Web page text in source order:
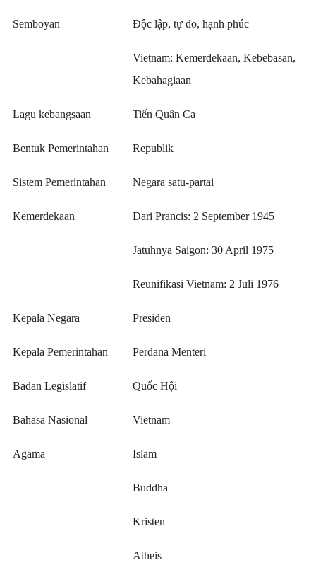
Semboyan Độc lập, tự do, hạnh phúc
Vietnam: Kemerdekaan, Kebebasan,
Kebahagiaan
Lagu kebangsaan Tiến Quân Ca
Bentuk Pemerintahan Republik
Sistem Pemerintahan Negara satu-partai
Kemerdekaan Dari Prancis: 2 September 1945
Jatuhnya Saigon: 30 April 1975
Reunifikasi Vietnam: 2 Juli 1976
Kepala Negara Presiden
Kepala Pemerintahan Perdana Menteri
Badan Legislatif Quốc Hội
Bahasa Nasional Vietnam
Agama Islam
Buddha
Kristen
Atheis